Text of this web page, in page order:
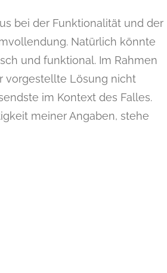
bei der Funktionalität und der
Natürlich könnte
und funktional. Im Rahmen
vorgestellte Lösung nicht
im Kontext des Falles.
meiner Angaben, stehe